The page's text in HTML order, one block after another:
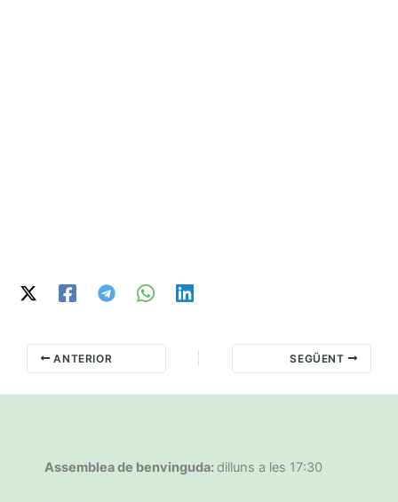
ANTERIOR SEGÜENT
Assemblea de benvinguda: dilluns a les 17:30